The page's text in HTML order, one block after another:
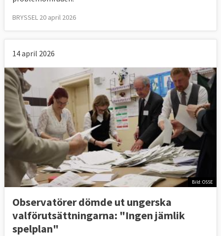
BRYSSEL 20 april 2026
14 april 2026
Bild: OSSE
Observatörer dömde ut ungerska
valförutsättningarna: "Ingen jämlik
spelplan"